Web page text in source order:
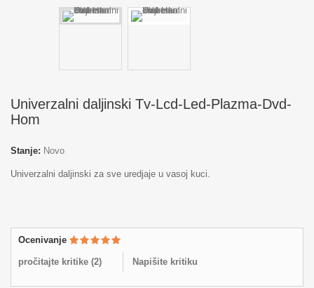
Univerzalni daljinski Tv-Lcd-Led-Plazma-Dvd-
Hom
Stanje: Novo
Univerzalni daljinski za sve uredjaje u vasoj kuci.
Ocenivanje
pročitajte kritike (2) Napišite kritiku